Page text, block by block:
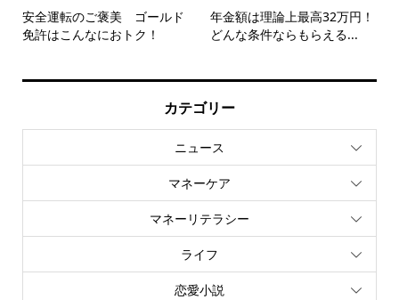
安全運転のご褒美 ゴールド
免許はこんなにおトク！
年金額は理論上最高32万円！
どんな条件ならもらえる...
カテゴリー
ニュース
マネーケア
マネーリテラシー
ライフ
恋愛小説